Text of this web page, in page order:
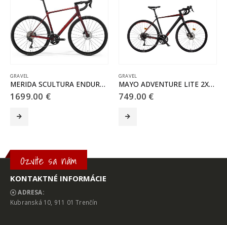
GRAVEL
MAYO ADVENTURE LITE 2X10SPD
749.00€
29
MERIDA BIG NINE 60-2x
839.00 €
Ozvite sa nám
KONTAKTNÉ INFORMÁCIE
ADRESA:
Kubranská 10, 911 01 Trenčín